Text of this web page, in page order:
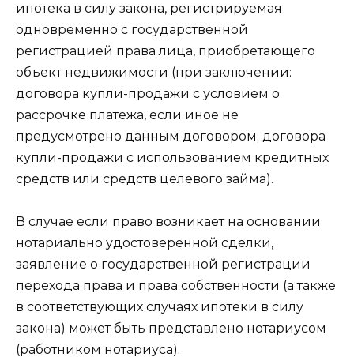
ипотека в силу закона, регистрируемая
одновременно с государственной
регистрацией права лица, приобретающего
объект недвижимости (при заключении:
договора купли-продажи с условием о
рассрочке платежа, если иное не
предусмотрено данным договором; договора
купли-продажи с использованием кредитных
средств или средств целевого займа).
В случае если право возникает на основании
нотариально удостоверенной сделки,
заявление о государственной регистрации
перехода права и права собственности (а также
в соответствующих случаях ипотеки в силу
закона) может быть представлено нотариусом
(работником нотариуса).